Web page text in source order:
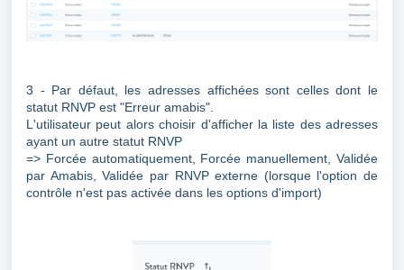
3 - Par défaut, les adresses affichées sont celles dont le
statut RNVP est "Erreur amabis".
L'utilisateur peut alors choisir d'afficher la liste des adresses
ayant un autre statut RNVP
=> Forcée automatiquement, Forcée manuellement, Validée
par Amabis, Validée par RNVP externe (lorsque l'option de
contrôle n'est pas activée dans les options d'import)